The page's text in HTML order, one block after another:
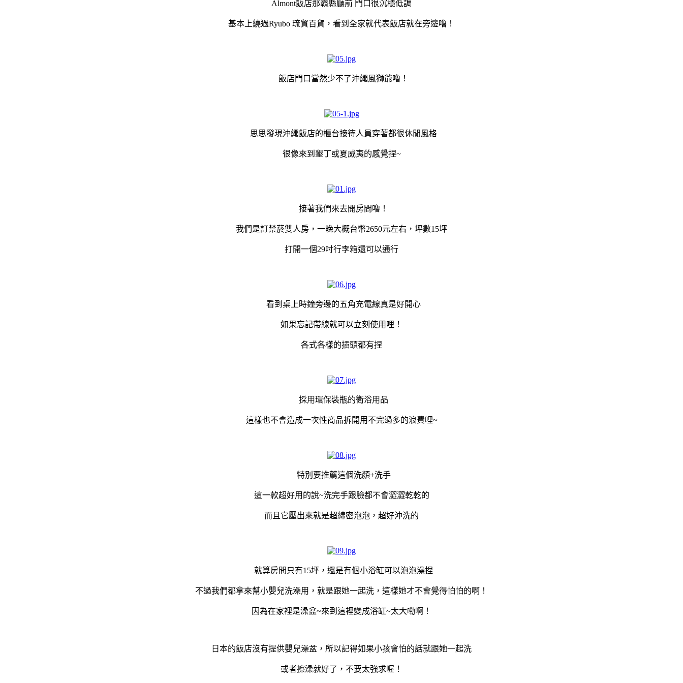
Almont飯店那霸縣廳前 門口很沉穩低調
基本上繞過Ryubo 琉貿百貨，看到全家就代表飯店就在旁邊嚕！
飯店門口當然少不了沖繩風獅爺嚕！
思思發現沖繩飯店的櫃台接待人員穿著都很休閒風格
很像來到墾丁或夏威夷的感覺捏~
接著我們來去開房間嚕！
我們是訂禁菸雙人房，一晚大概台幣2650元左右，坪數15坪
打開一個29吋行李箱還可以通行
看到桌上時鐘旁邊的五角充電線真是好開心
如果忘記帶線就可以立刻使用哩！
各式各樣的插頭都有捏
採用環保裝瓶的衛浴用品
這樣也不會造成一次性商品拆開用不完過多的浪費哩~
特別要推薦這個洗顏+洗手
這一款超好用的說~洗完手跟臉都不會澀澀乾乾的
而且它壓出來就是超綿密泡泡，超好沖洗的
就算房間只有15坪，還是有個小浴缸可以泡泡澡捏
不過我們都拿來幫小嬰兒洗澡用，就是跟她一起洗，這樣她才不會覺得怕怕的啊！
因為在家裡是澡盆~來到這裡變成浴缸~太大嘞啊！
日本的飯店沒有提供嬰兒澡盆，所以記得如果小孩會怕的話就跟她一起洗
或者擦澡就好了，不要太強求喔！